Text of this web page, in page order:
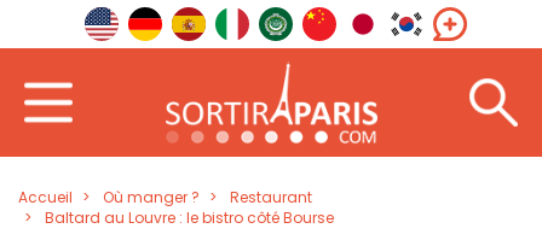
Accueil Où manger ?
Restaurant
Baltard au Louvre : le bistro côté Bourse